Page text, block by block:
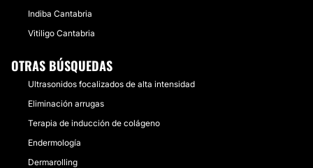
Indiba Cantabria
Vitiligo Cantabria
OTRAS BÚSQUEDAS
Ultrasonidos focalizados de alta intensidad
Eliminación arrugas
Terapia de inducción de colágeno
Endermología
Dermarolling